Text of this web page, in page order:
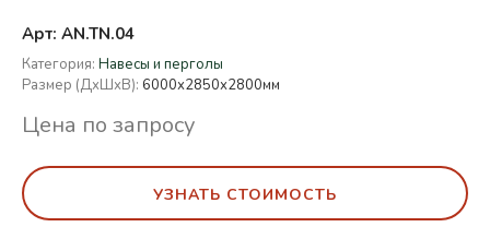
Арт: AN.TN.04
Категория: Навесы и перголы
Размер (ДхШхВ): 6000х2850х2800мм
Цена по запросу
УЗНАТЬ СТОИМОСТЬ